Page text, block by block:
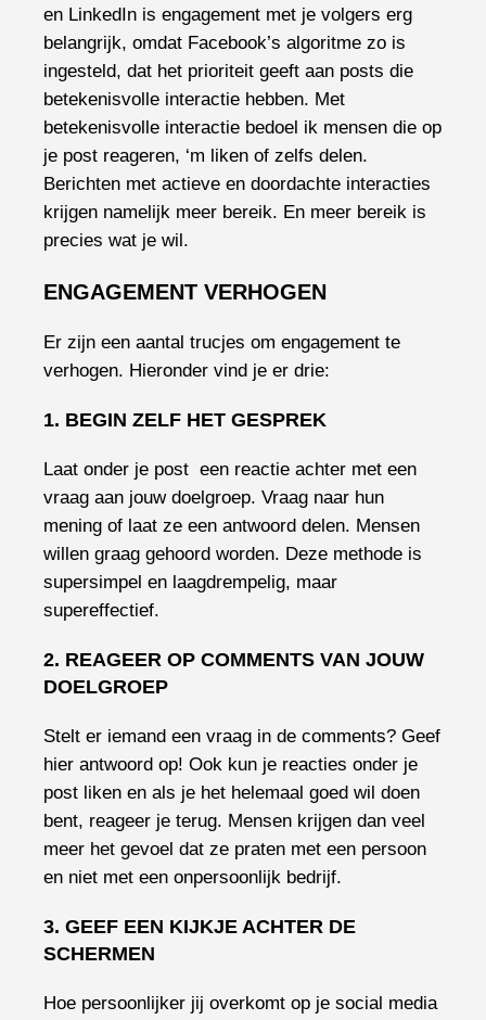
en LinkedIn is engagement met je volgers erg
belangrijk, omdat Facebook’s algoritme zo is
ingesteld, dat het prioriteit geeft aan posts die
betekenisvolle interactie hebben. Met
betekenisvolle interactie bedoel ik mensen die op
je post reageren, ‘m liken of zelfs delen.
Berichten met actieve en doordachte interacties
krijgen namelijk meer bereik. En meer bereik is
precies wat je wil.
ENGAGEMENT VERHOGEN
Er zijn een aantal trucjes om engagement te
verhogen. Hieronder vind je er drie:
1. BEGIN ZELF HET GESPREK
Laat onder je post een reactie achter met een
vraag aan jouw doelgroep. Vraag naar hun
mening of laat ze een antwoord delen. Mensen
willen graag gehoord worden. Deze methode is
supersimpel en laagdrempelig, maar
supereffectief.
2. REAGEER OP COMMENTS VAN JOUW
DOELGROEP
Stelt er iemand een vraag in de comments? Geef
hier antwoord op! Ook kun je reacties onder je
post liken en als je het helemaal goed wil doen
bent, reageer je terug. Mensen krijgen dan veel
meer het gevoel dat ze praten met een persoon
en niet met een onpersoonlijk bedrijf.
3. GEEF EEN KIJKJE ACHTER DE
SCHERMEN
Hoe persoonlijker jij overkomt op je social media